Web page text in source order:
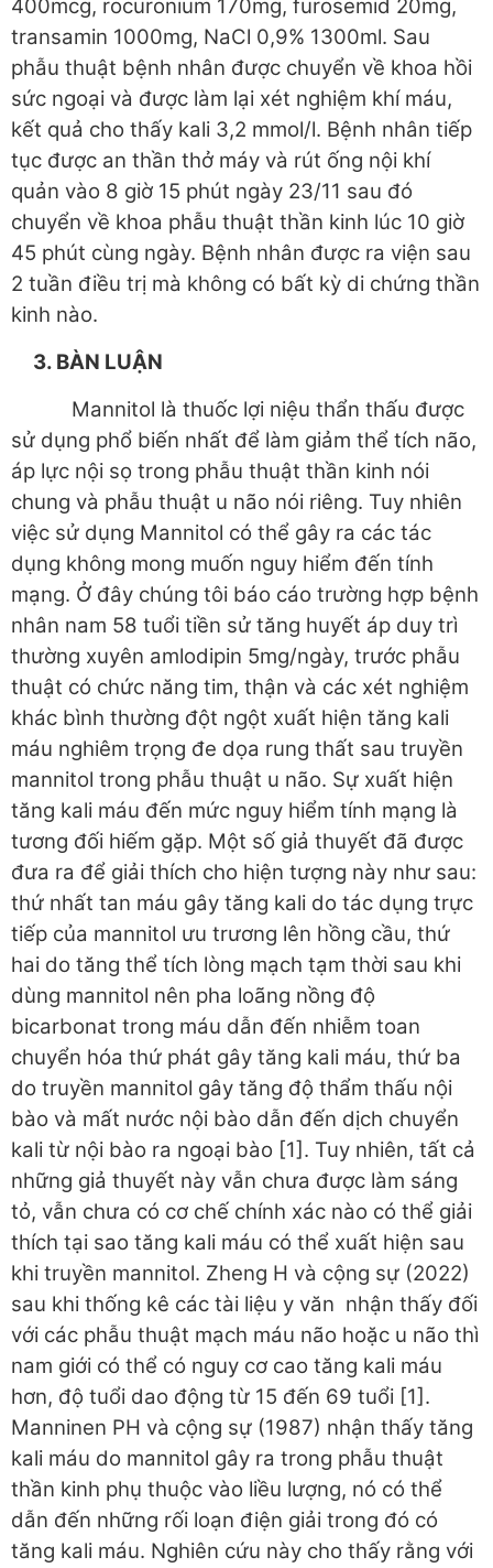
400mcg, rocuronium 170mg, furosemid 20mg,
transamin 1000mg, NaCl 0,9% 1300ml. Sau
phẫu thuật bệnh nhân được chuyển về khoa hồi
sức ngoại và được làm lại xét nghiệm khí máu,
kết quả cho thấy kali 3,2 mmol/l. Bệnh nhân tiếp
tục được an thần thở máy và rút ống nội khí
quản vào 8 giờ 15 phút ngày 23/11 sau đó
chuyển về khoa phẫu thuật thần kinh lúc 10 giờ
45 phút cùng ngày. Bệnh nhân được ra viện sau
2 tuần điều trị mà không có bất kỳ di chứng thần
kinh nào.
3. BÀN LUẬN
Mannitol là thuốc lợi niệu thẩn thấu được
sử dụng phổ biến nhất để làm giảm thể tích não,
áp lực nội sọ trong phẫu thuật thần kinh nói
chung và phẫu thuật u não nói riêng. Tuy nhiên
việc sử dụng Mannitol có thể gây ra các tác
dụng không mong muốn nguy hiểm đến tính
mạng. Ở đây chúng tôi báo cáo trường hợp bệnh
nhân nam 58 tuổi tiền sử tăng huyết áp duy trì
thường xuyên amlodipin 5mg/ngày, trước phẫu
thuật có chức năng tim, thận và các xét nghiệm
khác bình thường đột ngột xuất hiện tăng kali
máu nghiêm trọng đe dọa rung thất sau truyền
mannitol trong phẫu thuật u não. Sự xuất hiện
tăng kali máu đến mức nguy hiểm tính mạng là
tương đối hiếm gặp. Một số giả thuyết đã được
đưa ra để giải thích cho hiện tượng này như sau:
thứ nhất tan máu gây tăng kali do tác dụng trực
tiếp của mannitol ưu trương lên hồng cầu, thứ
hai do tăng thể tích lòng mạch tạm thời sau khi
dùng mannitol nên pha loãng nồng độ
bicarbonat trong máu dẫn đến nhiễm toan
chuyển hóa thứ phát gây tăng kali máu, thứ ba
do truyền mannitol gây tăng độ thẩm thấu nội
bào và mất nước nội bào dẫn đến dịch chuyển
kali từ nội bào ra ngoại bào [1]. Tuy nhiên, tất cả
những giả thuyết này vẫn chưa được làm sáng
tỏ, vẫn chưa có cơ chế chính xác nào có thể giải
thích tại sao tăng kali máu có thể xuất hiện sau
khi truyền mannitol. Zheng H và cộng sự (2022)
sau khi thống kê các tài liệu y văn nhận thấy đối
với các phẫu thuật mạch máu não hoặc u não thì
nam giới có thể có nguy cơ cao tăng kali máu
hơn, độ tuổi dao động từ 15 đến 69 tuổi [1].
Manninen PH và cộng sự (1987) nhận thấy tăng
kali máu do mannitol gây ra trong phẫu thuật
thần kinh phụ thuộc vào liều lượng, nó có thể
dẫn đến những rối loạn điện giải trong đó có
tăng kali máu. Nghiên cứu này cho thấy rằng với